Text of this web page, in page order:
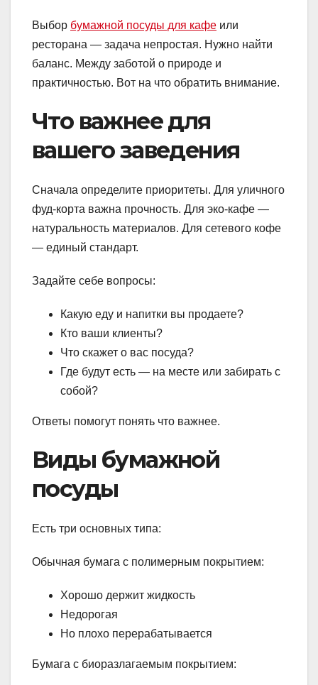
Выбор бумажной посуды для кафе или
ресторана — задача непростая. Нужно найти
баланс. Между заботой о природе и
практичностью. Вот на что обратить внимание.
Что важнее для
вашего заведения
Сначала определите приоритеты. Для уличного
фуд-корта важна прочность. Для эко-кафе —
натуральность материалов. Для сетевого кофе
— единый стандарт.
Задайте себе вопросы:
Какую еду и напитки вы продаете?
Кто ваши клиенты?
Что скажет о вас посуда?
Где будут есть — на месте или забирать с
собой?
Ответы помогут понять что важнее.
Виды бумажной
посуды
Есть три основных типа:
Обычная бумага с полимерным покрытием:
Хорошо держит жидкость
Недорогая
Но плохо перерабатывается
Бумага с биоразлагаемым покрытием: